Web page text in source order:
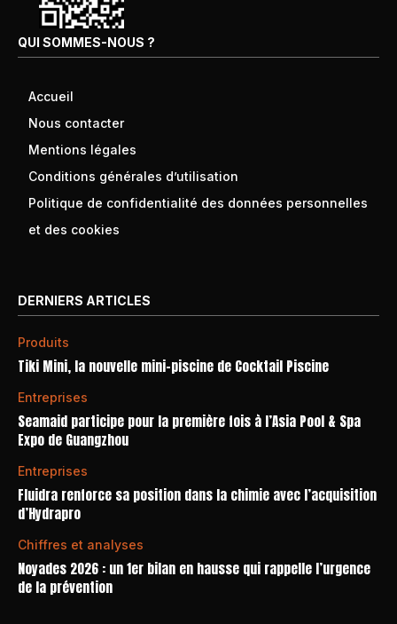
QUI SOMMES-NOUS ?
Accueil
Nous contacter
Mentions légales
Conditions générales d’utilisation
Politique de confidentialité des données personnelles
et des cookies
DERNIERS ARTICLES
Produits
Tiki Mini, la nouvelle mini-piscine de Cocktail Piscine
Entreprises
Seamaid participe pour la première fois à l’Asia Pool & Spa
Expo de Guangzhou
Entreprises
Fluidra renforce sa position dans la chimie avec l’acquisition
d’Hydrapro
Chiffres et analyses
Noyades 2026 : un 1er bilan en hausse qui rappelle l’urgence
de la prévention